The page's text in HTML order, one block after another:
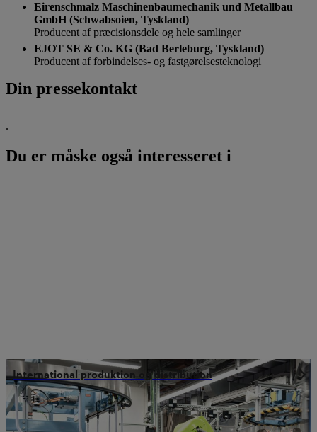
Eirenschmalz Maschinenbaumechanik und Metallbau
GmbH (Schwabsoien, Tyskland)
Producent af præcisionsdele og hele samlinger
EJOT SE & Co. KG (Bad Berleburg, Tyskland)
Producent af forbindelses- og fastgørelsesteknologi
Din pressekontakt
.
Du er måske også interesseret i
International produktion og distribution